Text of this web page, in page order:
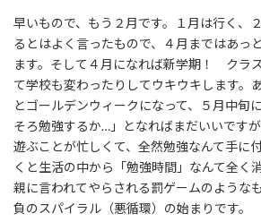
早いもので、もう２月です。１月は行く、
るとはよく言ったもので、４月まではあっ
ます。そして４月になれば新学期！ クラ
て学校も変わったりしてウキウキします。
とゴールデンウィークになって、５月中旬
そろ勉強するか…」となればまだいいです
遊ぶことが忙しくて、全然勉強なんて手に
くと生活の中から「勉強時間」なんて全く
親に言われてやらされる罰ゲームのような
負のスパイラル（悪循環）の始まりです。